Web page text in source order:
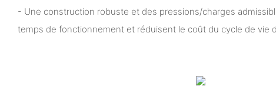
- Une construction robuste et des pressions/charges
temps de fonctionnement et réduisent le coût du cycle de vie